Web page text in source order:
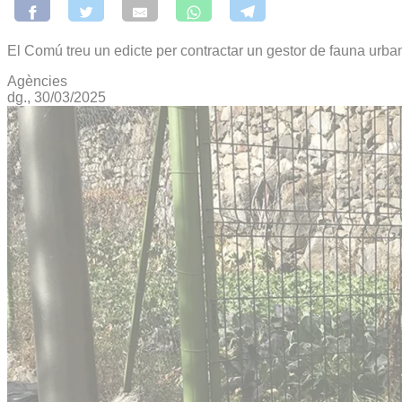
El Comú treu un edicte per contractar un gestor de fauna
Agències
dg., 30/03/2025